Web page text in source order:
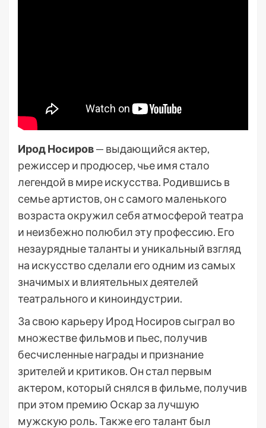
Ирод Носиров— выдающийся актер,
режиссер и продюсер, чье имя стало
легендой в мире искусства. Родившись в
семье артистов, он с самого маленького
возраста окружил себя атмосферой театра
и неизбежно полюбил эту профессию. Его
незаурядные таланты и уникальный взгляд
на искусство сделали его одним из самых
значимых и влиятельных деятелей
театрального и киноиндустрии.
За свою карьеру Ирод Носиров сыграл во
множестве фильмов и пьес, получив
бесчисленные награды и признание
зрителей и критиков. Он стал первым
актером, который снялся в фильме, получив
при этом премию Оскар за лучшую
мужскую роль. Также его талант был